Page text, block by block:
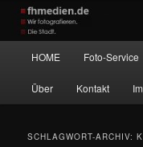
Zum
primären
Inhalt
springen
Zum
sekundären
Inhalt
springen
Wir fotografieren die
HOME Foto-Service
Über Kontakt
SCHLAGWORT-ARCHIV: